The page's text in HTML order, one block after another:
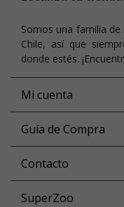
Somos una familia
Chile, así que
donde estés.
Mi cuenta
Guía de Compra
Contacto
SuperZoo